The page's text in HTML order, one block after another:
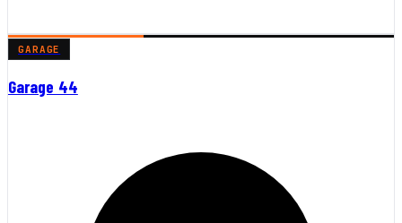
GARAGE
Garage 44